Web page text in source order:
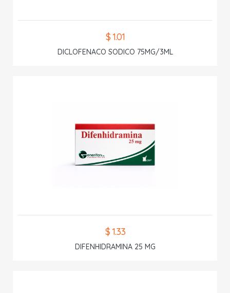
$ 1.01
DICLOFENACO SODICO 75MG/3ML
$ 1.33
DIFENHIDRAMINA 25 MG